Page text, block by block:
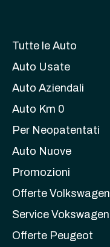
Tutte le Auto
Auto Usate
Auto Aziendali
Auto Km 0
Per Neopatentati
Auto Nuove
Promozioni
Offerte Volkswagen
Service Vokswagen
Offerte Peugeot